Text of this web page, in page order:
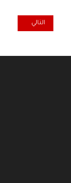
المقال التالي:
التالي